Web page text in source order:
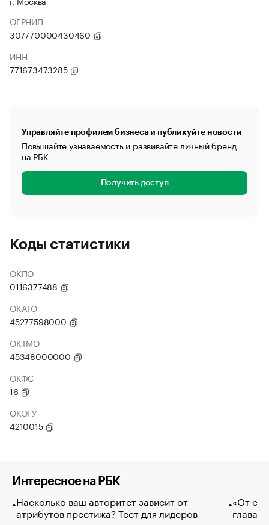
ОГРНИП
307770000430460
ИНН
771673473285
Управляйте профилем бизнеса и публикуйте новости
Повышайте узнаваемость и развивайте личный бренд
на РБК
Получить доступ
Коды статистики
ОКПО
0116377488
ОКАТО
45277598000
ОКТМО
45348000000
ОКФС
16
ОКОГУ
4210015
Интересное на РБК
Насколько ваш авторитет зависит от
атрибутов престижа? Тест для лидеров
«От
глава